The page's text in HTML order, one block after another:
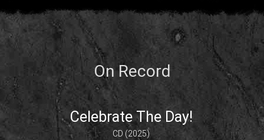
On Record
Celebrate The Day!
CD (2025)